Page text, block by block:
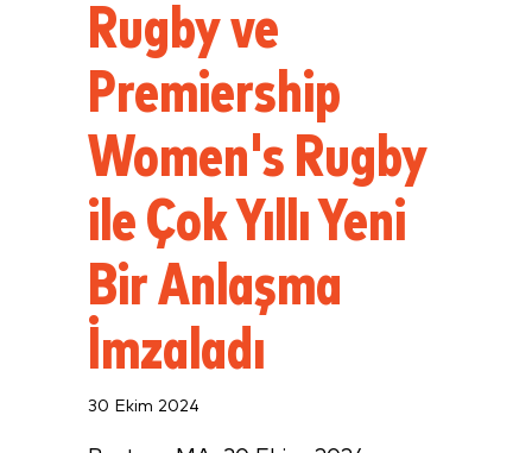
Rugby ve
Premiership
Women's Rugby
ile Çok Yıllı Yeni
Bir Anlaşma
İmzaladı
30 Ekim 2024